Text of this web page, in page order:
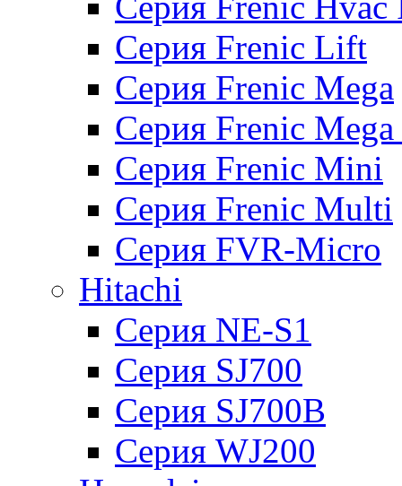
Серия Frenic Lift
Серия Frenic Mega
Серия Frenic Mega
Серия Frenic Mini
Серия Frenic Multi
Серия FVR-Micro
Hitachi
Серия NE-S1
Серия SJ700
Серия SJ700B
Серия WJ200